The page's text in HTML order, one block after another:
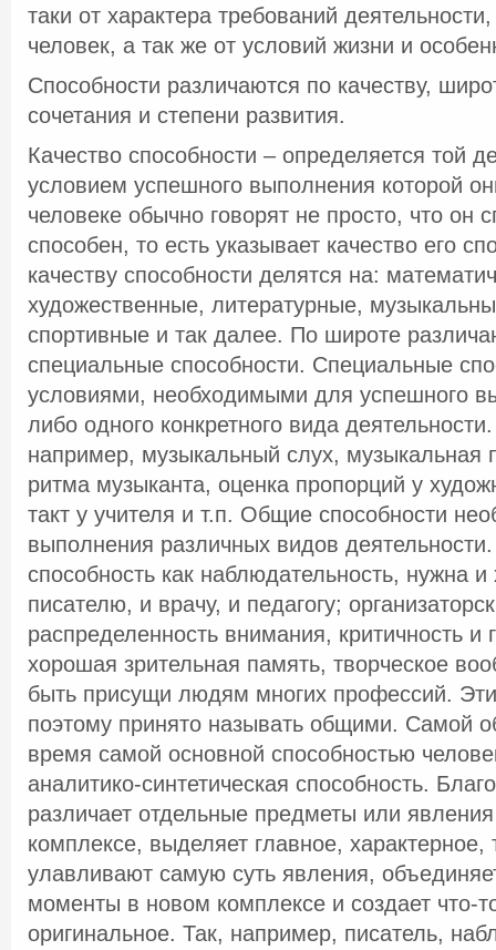
таки от характера требований
человек, а так же от условий жизни и
Способности различаются по качеству,
сочетания и степени развития.
Качество способности – определяется той
условием успешного выполнения которой
человеке обычно говорят не просто, что он
способен, то есть указывает качество его
качеству способности делятся на:
художественные, литературные,
спортивные и так далее. По широте
специальные способности. Специальные
условиями, необходимыми для успешного
либо одного конкретного вида
например, музыкальный слух, музыкальная
ритма музыканта, оценка пропорций у
такт у учителя и т.п. Общие способности
выполнения различных видов
способность как наблюдательность, нужна и
писателю, и врачу, и педагогу;
распределенность внимания, критичность и
хорошая зрительная память, творческое
быть присущи людям многих профессий.
поэтому принято называть общими. Самой
время самой основной способностью
аналитико-синтетическая способность.
различает отдельные предметы или
комплексе, выделяет главное, характерное,
улавливают самую суть явления,
моменты в новом комплексе и создает что-
оригинальное. Так, например, писатель,